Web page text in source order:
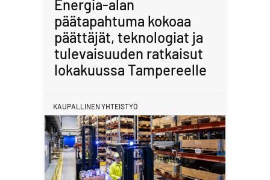
Energia-alan
päätapahtuma kokoaa
päättäjät, teknologiat ja
tulevaisuuden ratkaisut
lokakuussa Tampereelle
KAUPALLINEN YHTEISTYÖ